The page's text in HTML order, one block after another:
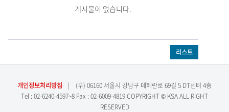
게시물이 없습니다.
리스트
개인정보처리방침 |
(우) 06160 서울시 강남구 테헤란로 69길 5 DT센터 4층
Tel : 02-6240-4597~8 Fax : 02-6009-4819 COPYRIGHT © KSA ALL RIGHT
RESERVED